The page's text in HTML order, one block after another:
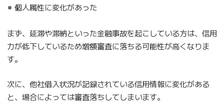
個人属性に変化があった
まず、延滞や滞納といった金融事故を起こしている方は、信用
力が低下しているため増額審査に落ちる可能性が高くなりま
す。
次に、他社借入状況が記録されている信用情報に変化がある
と、場合によっては審査落ちしてしまいます。